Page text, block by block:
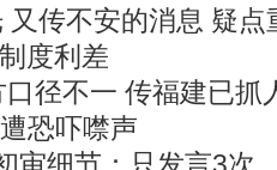
传不安的消息 疑点
度利差
径不一 传福建已抓
恐吓噤声